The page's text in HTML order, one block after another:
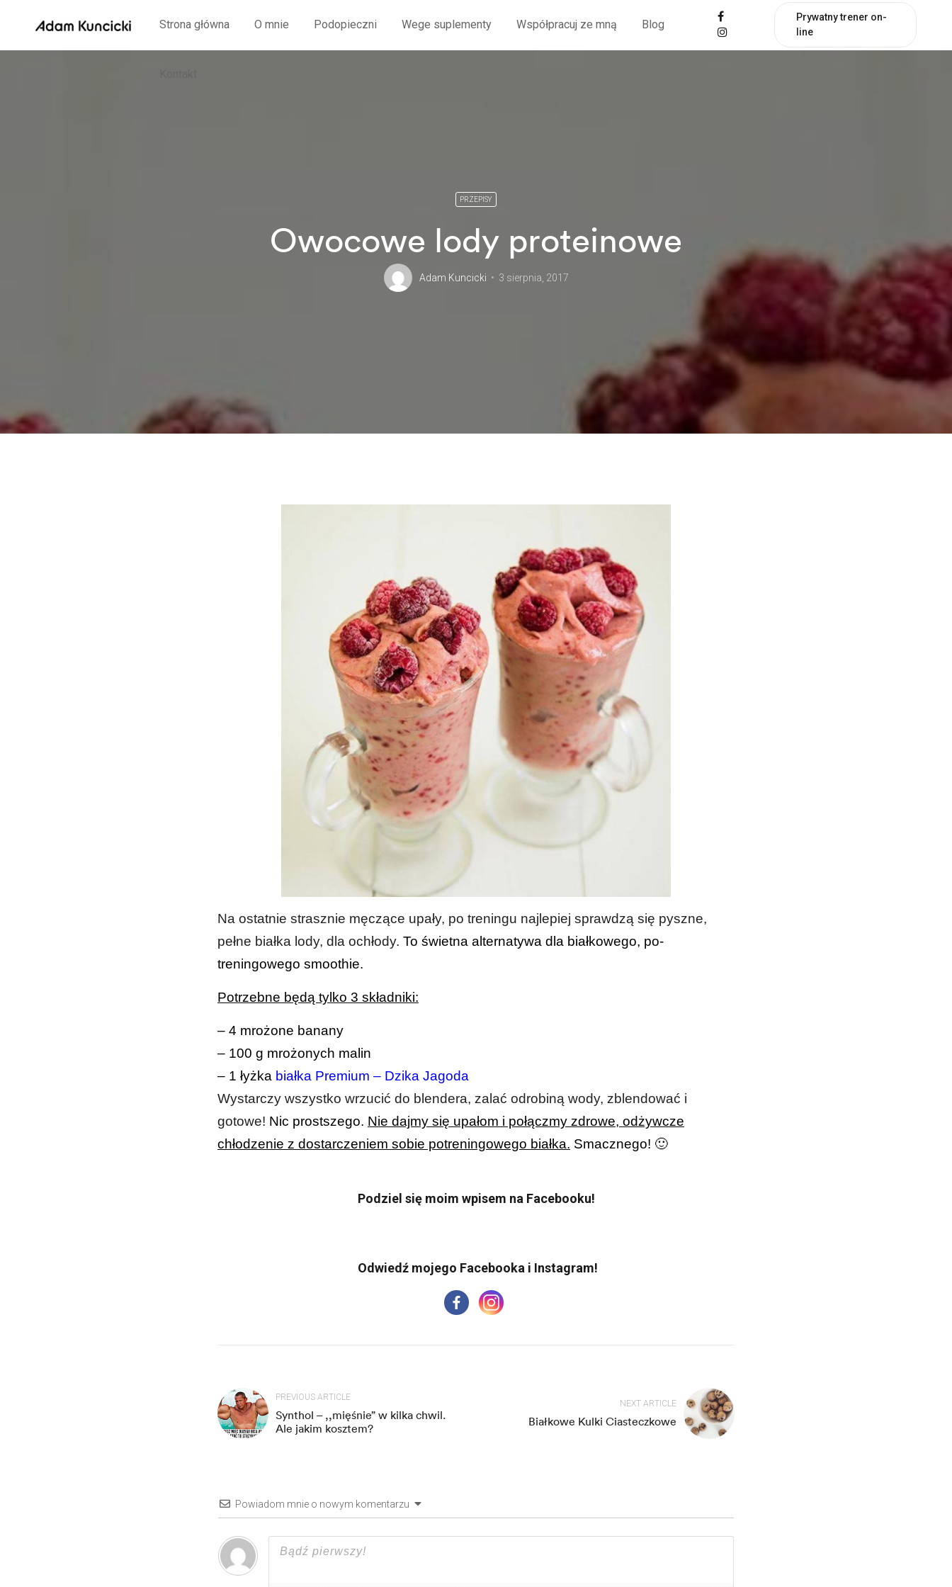
Strona główna O mnie Podopieczni Wege suplementy Współpracuj ze mną Blog
Prywatny trener on-
line
PRZEPISY
Owocowe lody proteinowe
Adam Kuncicki 3 sierpnia, 2017
Na ostatnie strasznie męczące upały, po treningu najlepiej sprawdzą się pyszne,
pełne białka lody, dla ochłody. To świetna alternatywa dla białkowego, po-
treningowego smoothie.
Potrzebne będą tylko 3 składniki:
– 4 mrożone banany
– 100 g mrożonych malin
– 1 łyżka białka Premium – Dzika Jagoda
Wystarczy wszystko wrzucić do blendera, zalać odrobiną wody, zblendować i
gotowe! Nic prostszego. Nie dajmy się upałom i połączmy zdrowe, odżywcze
chłodzenie z dostarczeniem sobie potreningowego białka. Smacznego! 🙂
Podziel się moim wpisem na Facebooku!
PREVIOUS ARTICLE
Synthol – ,,mięśnie” w kilka chwil.
Ale jakim kosztem?
NEXT ARTICLE
Białkowe Kulki Ciasteczkowe
Powiadom mnie o nowym komentarzu